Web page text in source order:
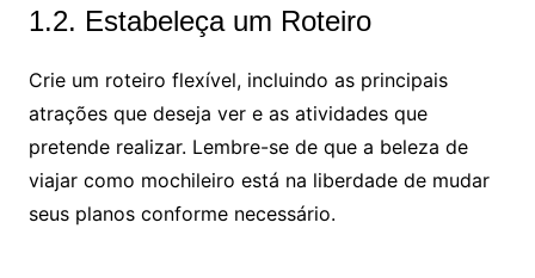
1.2. Estabeleça um Roteiro
Crie um roteiro flexível, incluindo as principais
atrações que deseja ver e as atividades que
pretende realizar. Lembre-se de que a beleza de
viajar como mochileiro está na liberdade de mudar
seus planos conforme necessário.